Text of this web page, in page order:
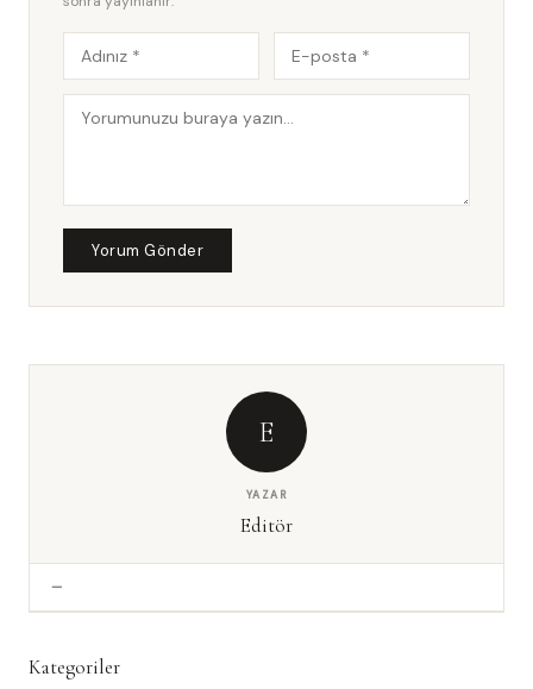
Yorum Gönder
E
YAZAR
Editör
—
Kategoriler